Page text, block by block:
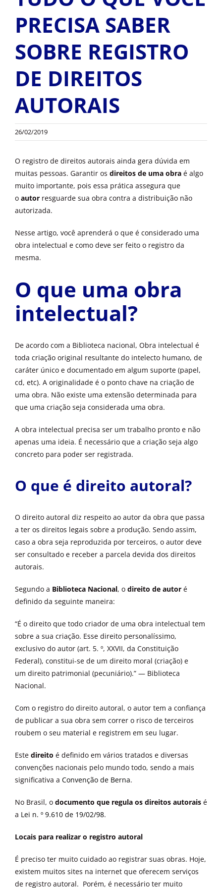
PRECISA SABER
SOBRE REGISTRO
DE DIREITOS
AUTORAIS
26/02/2019
O registro de direitos autorais ainda gera dúvida em
muitas pessoas. Garantir os direitos de uma obra é algo
muito importante, pois essa prática assegura que
o autor resguarde sua obra contra a distribuição não
autorizada.
Nesse artigo, você aprenderá o que é considerado uma
obra intelectual e como deve ser feito o registro da
mesma.
O que uma obra
intelectual?
De acordo com a Biblioteca nacional, Obra intelectual é
toda criação original resultante do intelecto humano, de
caráter único e documentado em algum suporte (papel,
cd, etc). A originalidade é o ponto chave na criação de
uma obra. Não existe uma extensão determinada para
que uma criação seja considerada uma obra.
A obra intelectual precisa ser um trabalho pronto e não
apenas uma ideia. É necessário que a criação seja algo
concreto para poder ser registrada.
O que é direito autoral?
O direito autoral diz respeito ao autor da obra que passa
a ter os direitos legais sobre a produção. Sendo assim,
caso a obra seja reproduzida por terceiros, o autor deve
ser consultado e receber a parcela devida dos direitos
autorais.
Segundo a Biblioteca Nacional, o direito de autor é
definido da seguinte maneira:
“É o direito que todo criador de uma obra intelectual tem
sobre a sua criação. Esse direito personalíssimo,
exclusivo do autor (art. 5. º, XXVII, da Constituição
Federal), constitui-se de um direito moral (criação) e
um direito patrimonial (pecuniário).” — Biblioteca
Nacional.
Com o registro do direito autoral, o autor tem a confiança
de publicar a sua obra sem correr o risco de terceiros
roubem o seu material e registrem em seu lugar.
Este direito é definido em vários tratados e diversas
convenções nacionais pelo mundo todo, sendo a mais
significativa a Convenção de Berna.
No Brasil, o documento que regula os direitos autorais é
a Lei n. º 9.610 de 19/02/98.
Locais para realizar o registro autoral
É preciso ter muito cuidado ao registrar suas obras. Hoje,
existem muitos sites na internet que oferecem serviços
de registro autoral. Porém, é necessário ter muito